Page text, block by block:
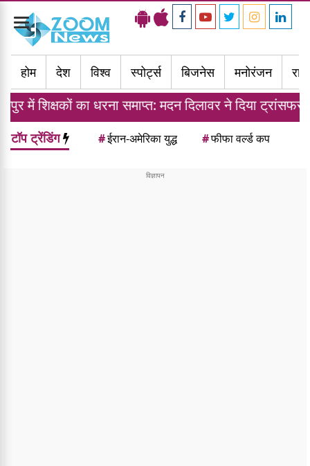
Toggle
navigation
होम
देश विश्व स्पोर्ट्स बिजनेस मनोरंजन
समाप्त: मदन दिलावर ने दिया ट्रांसफर नीति का आश्वासन
टॉप ट्रेंडिंग #ईरान-अमेरिका युद्ध #फीफा वर्ल्ड कप